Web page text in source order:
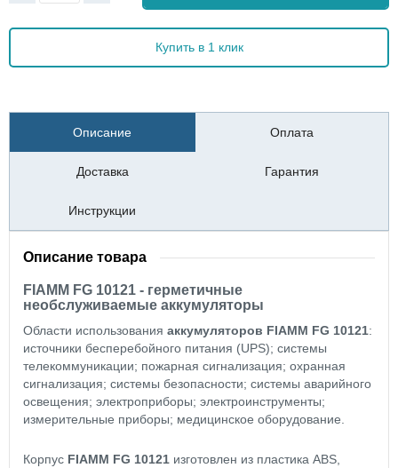
Купить в 1 клик
Описание Оплата
Доставка Гарантия
Инструкции
Описание товара
FIAMM FG 10121 - герметичные
необслуживаемые аккумуляторы
Области использования аккумуляторов FIAMM FG 10121:
источники бесперебойного питания (UPS); системы
телекоммуникации; пожарная сигнализация; охранная
сигнализация; системы безопасности; системы аварийного
освещения; электроприборы; электроинструменты;
измерительные приборы; медицинское оборудование.
Корпус FIAMM FG 10121 изготовлен из пластика ABS,